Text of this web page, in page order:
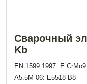
Сварочный
Kb
EN 1599:1997: E
A5.5M-06: E5518-B8